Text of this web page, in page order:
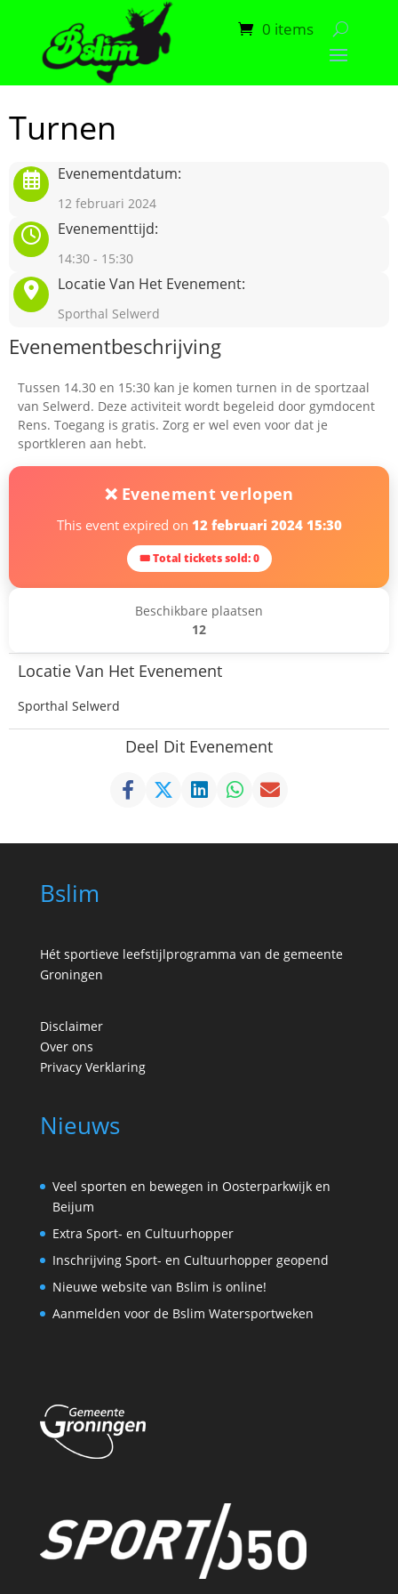
0 items
Turnen
Evenementdatum:
12 februari 2024
Evenementtijd:
14:30 - 15:30
Locatie Van Het Evenement:
Sporthal Selwerd
Evenementbeschrijving
Tussen 14.30 en 15:30 kan je komen turnen in de sportzaal
van Selwerd. Deze activiteit wordt begeleid door gymdocent
Rens. Toegang is gratis. Zorg er wel even voor dat je
sportkleren aan hebt.
❌ Evenement verlopen
This event expired on 12 februari 2024 15:30
🎟 Total tickets sold: 0
Beschikbare plaatsen
12
Locatie Van Het Evenement
Sporthal Selwerd
Deel Dit Evenement
Bslim
Hét sportieve leefstijlprogramma van de gemeente
Groningen
Disclaimer
Over ons
Privacy Verklaring
Nieuws
Veel sporten en bewegen in Oosterparkwijk en
Beijum
Extra Sport- en Cultuurhopper
Inschrijving Sport- en Cultuurhopper geopend
Nieuwe website van Bslim is online!
Aanmelden voor de Bslim Watersportweken